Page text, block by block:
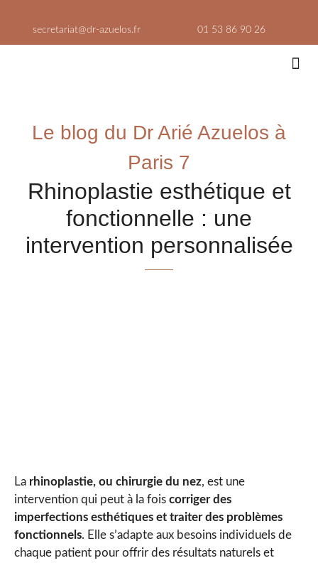
secretariat@dr-azuelos.fr 01 53 86 90 26
Rhinoplastie esthétique et
fonctionnelle : une
intervention personnalisée
Le blog du Dr Arié Azuelos à
Paris 7
La rhinoplastie, ou chirurgie du nez, est une
intervention qui peut à la fois corriger des
imperfections esthétiques et traiter des problèmes
fonctionnels. Elle s’adapte aux besoins individuels de
chaque patient pour offrir des résultats naturels et